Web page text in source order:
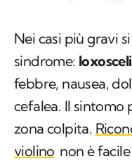
Nei casi più gravi
sindrome:
febbre, nausea,
cefalea. Il sintomo
zona colpita.
violino non è